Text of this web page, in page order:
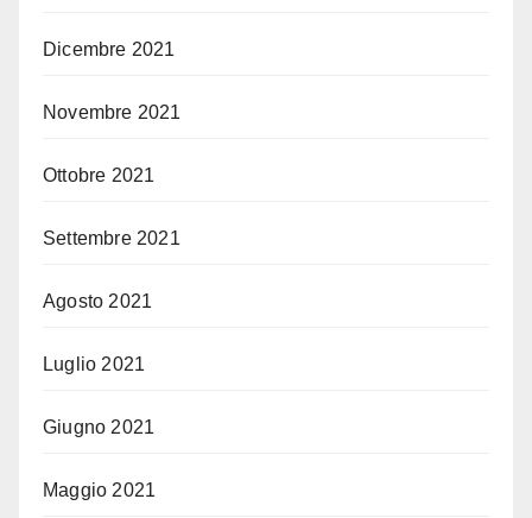
Dicembre 2021
Novembre 2021
Ottobre 2021
Settembre 2021
Agosto 2021
Luglio 2021
Giugno 2021
Maggio 2021